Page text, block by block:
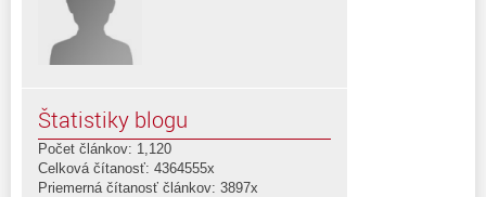
Štatistiky blogu
Počet článkov: 1,120
Celková čítanosť: 4364555x
Priemerná čítanosť článkov: 3897x